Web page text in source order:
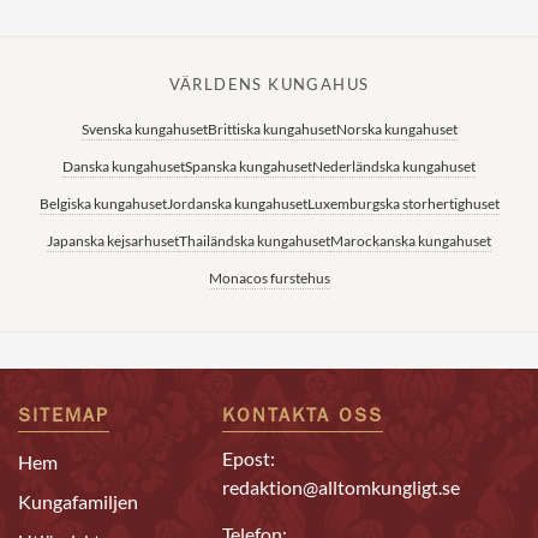
VÄRLDENS KUNGAHUS
Svenska kungahusetBrittiska kungahusetNorska kungahuset
Danska kungahusetSpanska kungahusetNederländska kungahuset
Belgiska kungahusetJordanska kungahusetLuxemburgska storhertighuset
Japanska kejsarhusetThailändska kungahusetMarockanska kungahuset
Monacos furstehus
SITEMAP
Hem
Kungafamiljen
KONTAKTA OSS
Epost:
redaktion@alltomkungligt.se